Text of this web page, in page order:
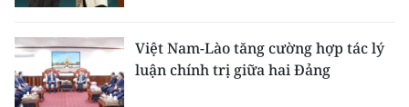
Việt Nam-Lào tăng cường hợp tác lý
luận chính trị giữa hai Đảng